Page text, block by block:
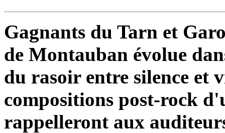
Gagnants du Tarn et
de Montauban évolue
du rasoir entre silence et
compositions post-rock
rappelleront aux